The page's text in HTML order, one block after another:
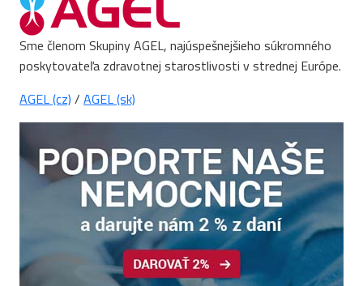
Sme členom Skupiny AGEL, najúspešnejšieho súkromného
poskytovateľa zdravotnej starostlivosti v strednej Európe.
AGEL (cz) / AGEL (sk)